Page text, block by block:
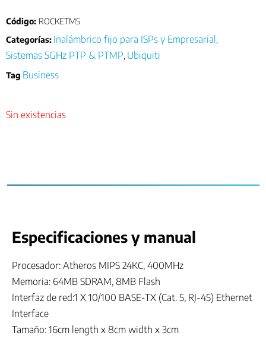
Código: ROCKETM5
Categorías: Inalámbrico fijo para ISPs y Empresarial
Sistemas 5GHz PTP & PTMP Ubiquiti
Tag Business
Sin existencias
Especificaciones y manual
Procesador: Atheros MIPS 24KC, 400MHz
Memoria: 64MB SDRAM, 8MB Flash
Interfaz de red:1 X 10/100 BASE-TX (Cat. 5, RJ-45) Ethernet
Interface
Tamaño: 16cm length x 8cm width x 3cm